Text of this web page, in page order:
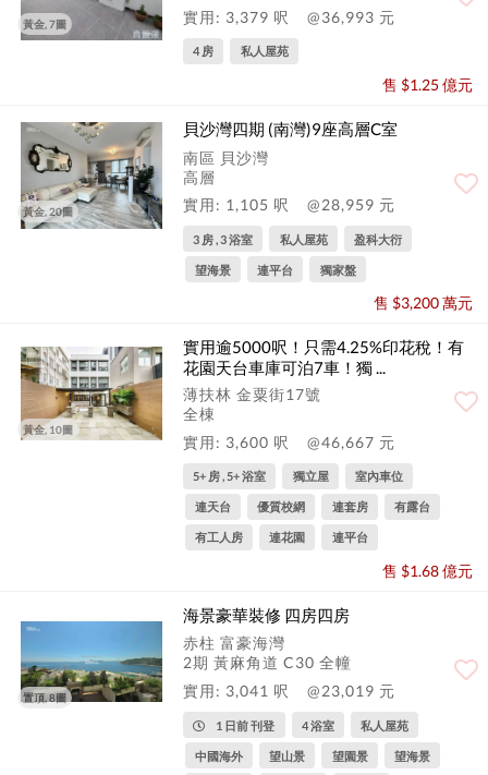
黃金, 7圖
實用: 3,379 呎
@36,993 元
4 房 私人屋苑
售 $1.25 億元
黃金, 20圖
貝沙灣四期 (南灣)9座高層C室
南區 貝沙灣
高層
實用: 1,105 呎
@28,959 元
3 房 , 3 浴室 私人屋苑 盈科大衍
望海景 連平台 獨家盤
售 $3,200 萬元
黃金, 10圖
實用逾5000呎！只需4.25%印花稅！有
花園天台車庫可泊7車！獨 ...
薄扶林 金粟街17號
全棟
實用: 3,600 呎
@46,667 元
5+ 房 , 5+ 浴室 獨立屋 室內車位
連天台 優質校網 連套房 有露台
有工人房 連花園 連平台
售 $1.68 億元
置頂, 8圖
海景豪華裝修 四房四房
赤柱 富豪海灣
2期 黃麻角道 C30 全幢
實用: 3,041 呎
@23,019 元
1 日前 刊登 4 浴室 私人屋苑
中國海外 望山景 望園景 望海景